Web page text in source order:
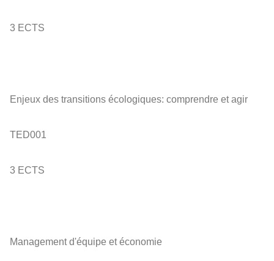
3 ECTS
Enjeux des transitions écologiques: comprendre et agir
TED001
3 ECTS
Management d'équipe et économie